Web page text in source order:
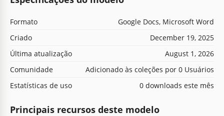
Formato
Google Docs, Microsoft Word
Criado
December 19, 2025
Última atualização
August 1, 2026
Comunidade
Adicionado às coleções por 0 Usuários
Estatísticas de uso
0 downloads este mês
Principais recursos deste modelo